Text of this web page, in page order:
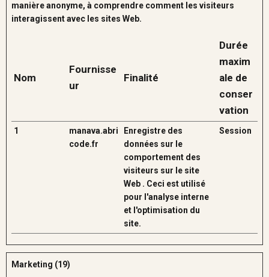
manière anonyme, à comprendre comment les visiteurs
interagissent avec les sites Web.
Nom
Fournisse
ur
Finalité
Durée
maxim
ale de
conser
vation
1
manava.abri
code.fr
Enregistre des
données sur le
comportement des
visiteurs sur le site
Web . Ceci est utilisé
pour l'analyse interne
et l'optimisation du
site.
Session
Marketing (19)